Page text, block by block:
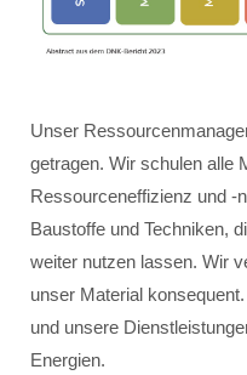
Unser
getragen. Wir schulen alle
Ressourceneffizienz und -
Baustoffe und Techniken,
weiter nutzen lassen. Wir
unser Material
und unsere
Energien.